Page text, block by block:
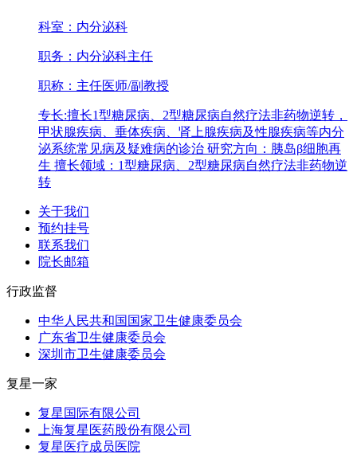
科室： 内分泌科
职务： 内分泌科主任
职称： 主任医师/副教授
专长:擅长1型糖尿病、2型糖尿病自然疗法非药物逆转，
甲状腺疾病、垂体疾病、肾上腺疾病及性腺疾病等内分
泌系统常见病及疑难病的诊治 研究方向：胰岛β细胞再
生 擅长领域：1型糖尿病、2型糖尿病自然疗法非药物逆
转
关于我们
预约挂号
联系我们
院长邮箱
行政监督
中华人民共和国国家卫生健康委员会
广东省卫生健康委员会
深圳市卫生健康委员会
复星一家
复星国际有限公司
上海复星医药股份有限公司
复星医疗成员医院